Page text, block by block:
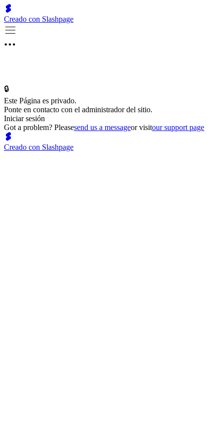
Creado con Slashpage
🔒
Este Página es privado.
Ponte en contacto con el administrador del sitio.
Iniciar sesión
Got a problem? Pleasesend us a messageor visitour support page
Creado con Slashpage